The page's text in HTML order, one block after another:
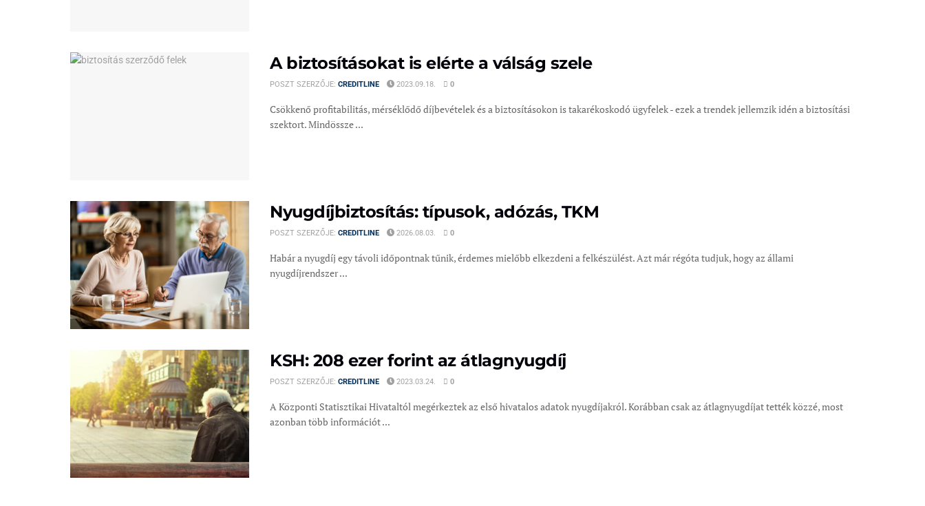
A biztosításokat is elérte a válság szele
POSZT SZERZŐJE: CREDITLINE 2023.09.18. 0
Csökkenő profitabilitás, mérséklődő díjbevételek és a biztosításokon is takarékoskodó ügyfelek - ezek a trendek jellemzik idén a biztosítási
szektort. Mindössze ...
Nyugdíjbiztosítás: típusok, adózás, TKM
POSZT SZERZŐJE: CREDITLINE 2026.08.03. 0
Habár a nyugdíj egy távoli időpontnak tűnik, érdemes mielőbb elkezdeni a felkészülést. Azt már régóta tudjuk, hogy az állami
nyugdíjrendszer ...
KSH: 208 ezer forint az átlagnyugdíj
POSZT SZERZŐJE: CREDITLINE 2023.03.24. 0
A Központi Statisztikai Hivataltól megérkeztek az első hivatalos adatok nyugdíjakról. Korábban csak az átlagnyugdíjat tették közzé, most
azonban több információt ...